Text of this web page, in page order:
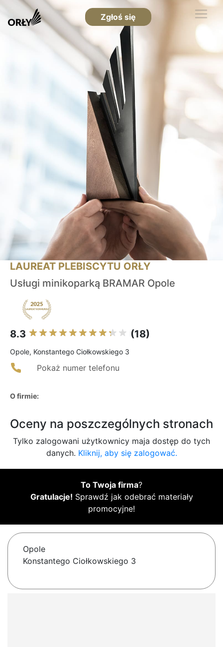
Zgłoś się
LAUREAT PLEBISCYTU ORŁY
Usługi minikoparką BRAMAR Opole
8.3 (18)
Opole, Konstantego Ciołkowskiego 3
Pokaż numer telefonu
O firmie:
Oceny na poszczególnych stronach
Tylko zalogowani użytkownicy maja dostęp do tych
danych. Kliknij, aby się zalogować.
To Twoja firma?
Gratulacje! Sprawdź jak odebrać materiały
promocyjne!
Opole
Konstantego Ciołkowskiego 3